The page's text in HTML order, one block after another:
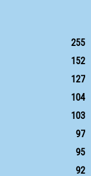
255
152
127
104
103
97
95
92